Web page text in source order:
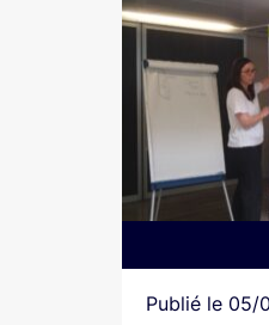
Article
Publié le 05/